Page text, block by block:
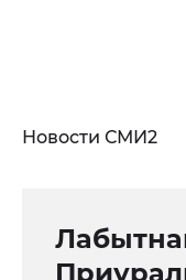
Новости СМИ2